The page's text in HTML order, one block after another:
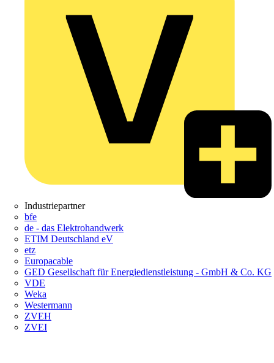
Industriepartner
bfe
de - das Elektrohandwerk
ETIM Deutschland eV
etz
Europacable
GED Gesellschaft für Energiedienstleistung - GmbH & Co. KG
VDE
Weka
Westermann
ZVEH
ZVEI